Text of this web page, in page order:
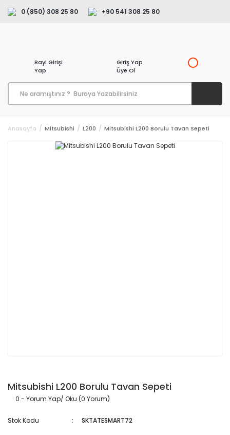
0 (850) 308 25 80 +90 541 308 25 80
Bayi Girişi
Yap
Giriş Yap
Üye Ol
Anasayfa Mitsubishi L200 Mitsubishi L200 Borulu Tavan Sepeti
Mitsubishi L200 Borulu Tavan Sepeti
0 - Yorum Yap/ Oku (0 Yorum)
Stok Kodu SKTATESMART72